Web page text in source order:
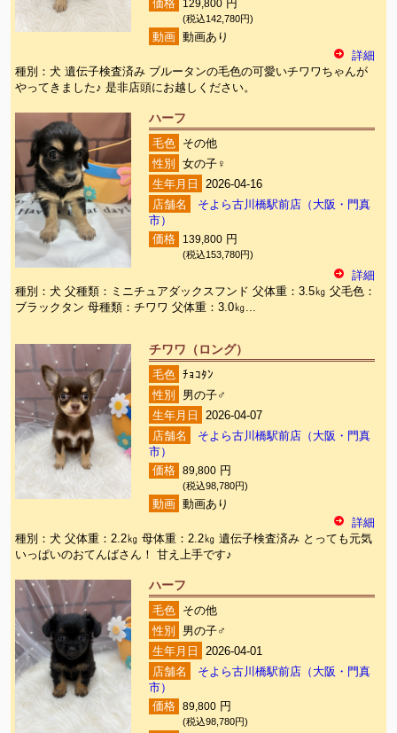
価格 129,800 円
(税込142,780円)
動画
動画あり
詳細
種別：犬 遺伝子検査済み ブルータンの毛色の可愛いチワワちゃんが
やってきました♪ 是非店頭にお越しください。
ハーフ
毛色
その他
性別
女の子♀
生年月日
2026-04-16
店舗名
そよら古川橋駅前店（大阪・門真
市）
価格
139,800 円
(税込153,780円)
詳細
種別：犬 父種類：ミニチュアダックスフンド 父体重：3.5㎏ 父毛色：
ブラックタン 母種類：チワワ 父体重：3.0㎏...
チワワ（ロング）
毛色 ﾁｮｺﾀﾝ
性別
男の子♂
生年月日
2026-04-07
店舗名
そよら古川橋駅前店（大阪・門真
市）
価格 89,800 円
(税込98,780円)
動画
動画あり
詳細
種別：犬 父体重：2.2㎏ 母体重：2.2㎏ 遺伝子検査済み とっても元気
いっぱいのおてんばさん！ 甘え上手です♪
ハーフ
毛色
その他
性別
男の子♂
生年月日
2026-04-01
店舗名
そよら古川橋駅前店（大阪・門真
市）
価格 89,800 円
(税込98,780円)